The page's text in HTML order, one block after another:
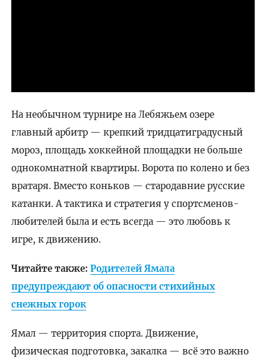
На необычном турнире на Лебяжьем озере
главный арбитр — крепкий тридцатиградусный
мороз, площадь хоккейной площадки не больше
однокомнатной квартиры. Ворота по колено и без
вратаря. Вместо коньков — стародавние русские
катанки. А тактика и стратегия у спортсменов-
любителей была и есть всегда — это любовь к
игре, к движению.
Читайте также: Родителей Ямала
предупреждают об опасности стихийных
снежных горок
Ямал — территория спорта. Движение,
физическая подготовка, закалка — всё это важно